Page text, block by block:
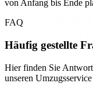
von Anfang bis Ende
FAQ
Häufig gestellte
Hier finden Sie
unseren